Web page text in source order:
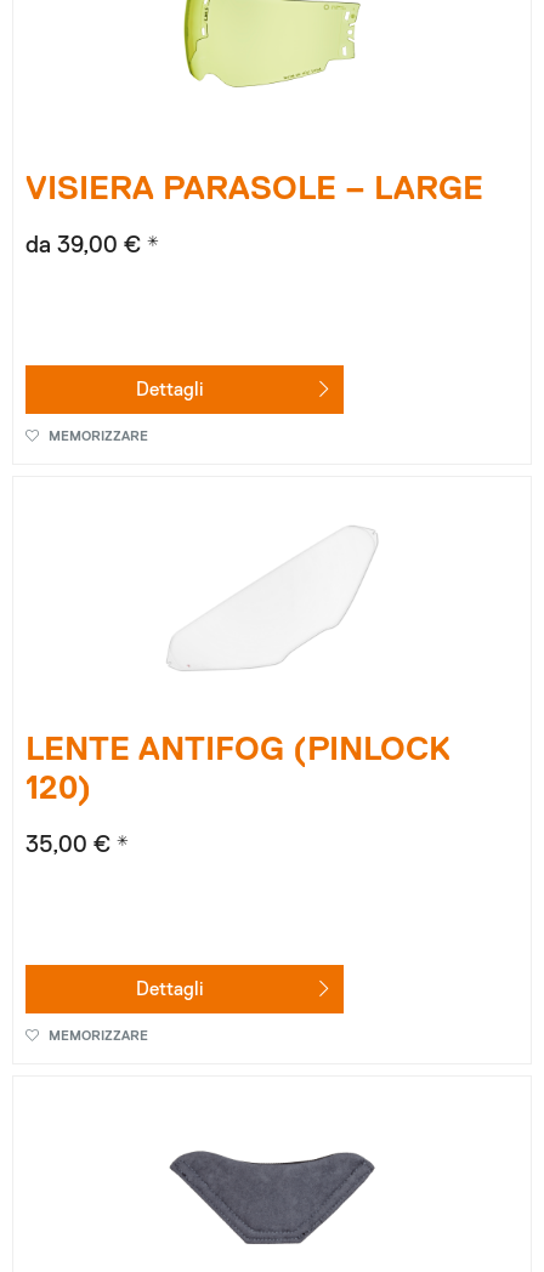
VISIERA PARASOLE – LARGE
da 39,00 € *
Dettagli
MEMORIZZARE
LENTE ANTIFOG (PINLOCK
120)
35,00 € *
Dettagli
MEMORIZZARE